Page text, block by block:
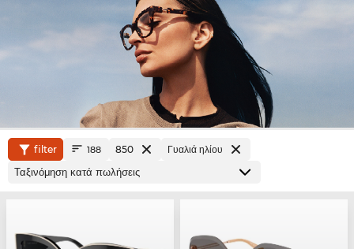
filter 188 850 Γυαλιά ηλίου